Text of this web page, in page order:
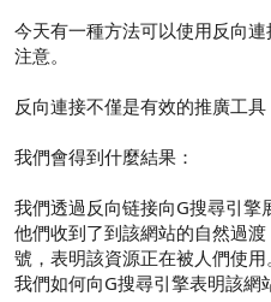
今天有一種方法可以使用反向
注意。
反向連接不僅是有效的推廣工具
我們會得到什麼結果：
我們透過反向链接向G搜尋引擎
他們收到了到該網站的自然過
號，表明該資源正在被人們使用。
我們如何向G搜尋引擎表明該網